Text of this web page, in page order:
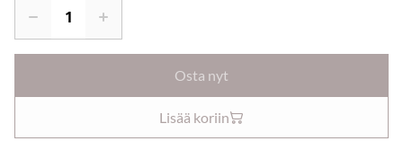
Osta nyt
Lisää koriin